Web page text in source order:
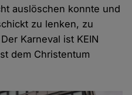
auslöschen konnte und
zu lenken, zu
Karneval ist KEIN
dem Christentum